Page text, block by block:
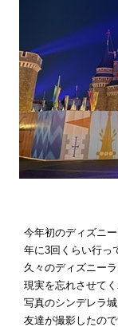
今年初のディズニ
年に3回くらい行っ
久々のディズニー
現実を忘れさせて
写真のシンデレラ
友達が撮影したの